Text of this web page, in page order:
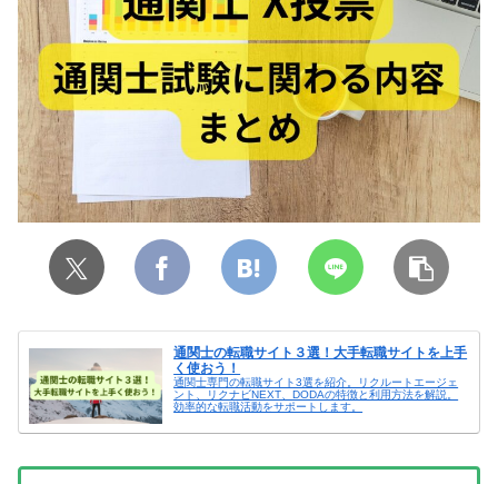
通関士の転職サイト３選！大手転職サイトを上手
く使おう！
通関士専門の転職サイト3選を紹介。リクルートエージェ
ント、リクナビNEXT、DODAの特徴と利用方法を解説。
効率的な転職活動をサポートします。